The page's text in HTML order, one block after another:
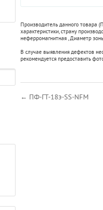
Производитель данного товара
характеристики, страну
неферромагнитная ,Диаметр
В случае выявления дефектов
рекомендуется предоставить
← ПФ-ГТ-18э-SS-NFM